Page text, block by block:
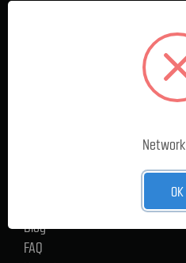
Lager Lauenstein
Montag - Donnerstag: 7.30 - 15
Blog
FAQ
OK